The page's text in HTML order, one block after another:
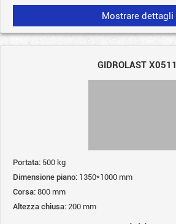
Mostrare dettagli
GIDROLAST X0511
Portata: 500 kg
Dimensione piano: 1350*1000 mm
Corsa:800 mm
Altezza chiusa: 200 mm